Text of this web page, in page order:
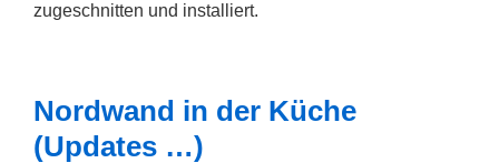
zugeschnitten und installiert.
Nordwand in der Küche
(Updates …)